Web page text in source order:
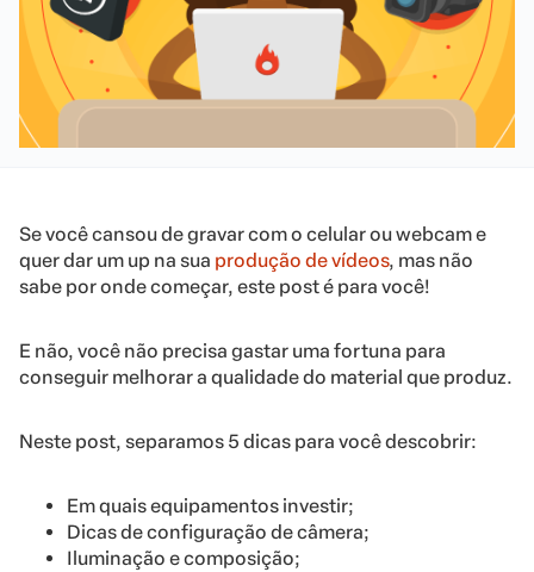
Se você cansou de gravar com o celular ou webcam e
quer dar um up na sua produção de vídeos, mas não
sabe por onde começar, este post é para você!
E não, você não precisa gastar uma fortuna para
conseguir melhorar a qualidade do material que produz.
Neste post, separamos 5 dicas para você descobrir:
Em quais equipamentos investir;
Dicas de configuração de câmera;
Iluminação e composição;